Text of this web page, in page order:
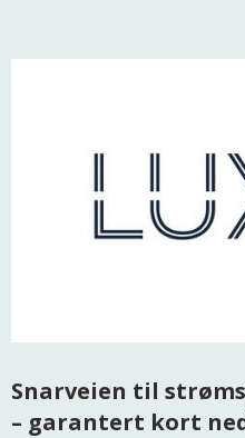
Snarveien til
– garantert kort